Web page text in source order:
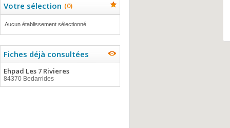
Votre sélection (0)
Aucun établissement sélectionné
Fiches déjà consultées
Ehpad Les 7 Rivieres
84370 Bedarrides